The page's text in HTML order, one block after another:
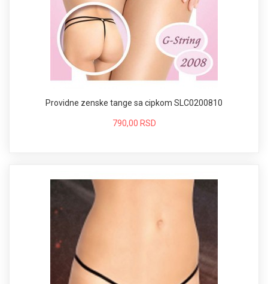
Providne zenske tange sa cipkom SLC0200810
790,00 RSD